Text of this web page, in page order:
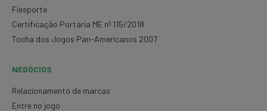
Fiesporte
Certificação Portaria ME nº 115/2018
Tocha dos Jogos Pan-Americanos 2007
NEGÓCIOS
Relacionamento de marcas
Entre no jogo